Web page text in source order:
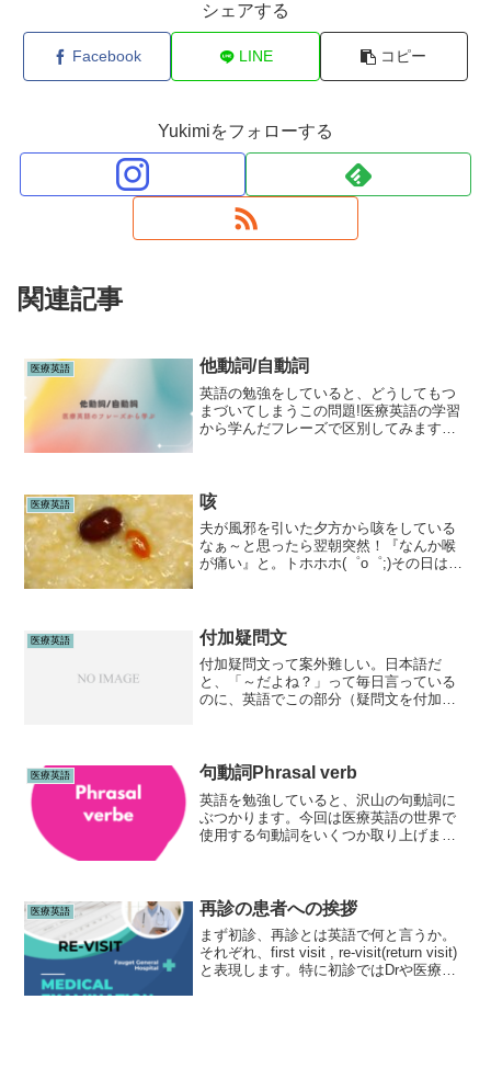
シェアする
Facebook LINE コピー
Yukimiをフォローする
関連記事
医療英語 他動詞/自動詞
英語の勉強をしていると、どうしてもつ
まづいてしまうこの問題!医療英語の学習
から学んだフレーズで区別してみます。
医療英語 咳
夫が風邪を引いた夕方から咳をしている
なぁ～と思ったら翌朝突然！『なんか喉
が痛い』と。トホホホ(゜o゜;)その日はと
微寒甘淡 脾胃肺 利...
医療英語 付加疑問文
付加疑問文って案外難しい。日本語だ
と、「～だよね？」って毎日言っている
のに、英語でこの部分（疑問文を付加）
形の付加疑問文の時。例え...
医療英語 句動詞Phrasal verb
英語を勉強していると、沢山の句動詞に
ぶつかります。今回は医療英語の世界で
使用する句動詞をいくつか取り上げま
医療英語 再診の患者への挨拶
まず初診、再診とは英語で何と言うか。
それぞれ、first visit , re-visit(return visit)
と表現します。特に初診ではDrや医療ス